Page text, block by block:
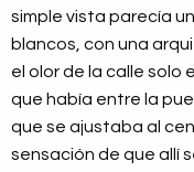
simple vista parecía
blancos, con una
el olor de la calle solo
que había entre la
que se ajustaba al
sensación de que allí